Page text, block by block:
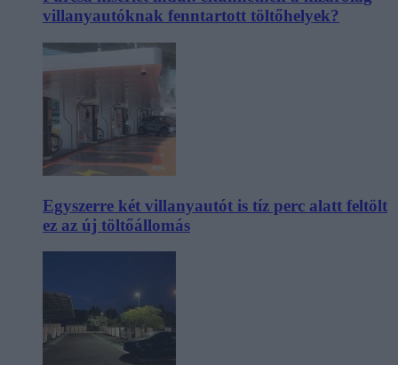
villanyautóknak fenntartott töltőhelyek?
Egyszerre két villanyautót is tíz perc alatt feltölt
ez az új töltőállomás